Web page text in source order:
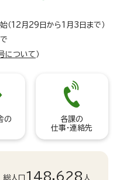
始（12月29日から1月3日まで）
について ）
の
各課の
仕事・連絡先
総人口 148,628 人